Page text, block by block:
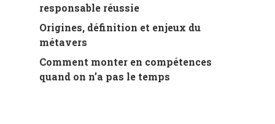
responsable réussie
Origines, définition et enjeux du
métavers
Comment monter en compétences
quand on n’a pas le temps